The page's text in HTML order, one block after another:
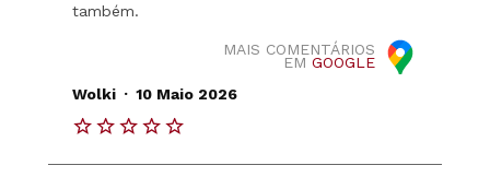
também.
MAIS COMENTÁRIOS
EM GOOGLE
Wolki . 10 Maio 2026